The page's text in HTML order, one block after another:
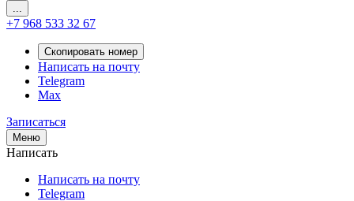
...
+7 968 533 32 67
Скопировать номер
Написать на почту
Telegram
Max
Записаться
Меню
Написать
Написать на почту
Telegram